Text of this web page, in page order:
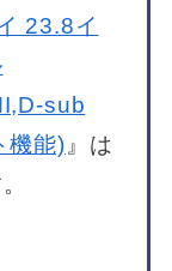
23.8イ
sub
機能)』は